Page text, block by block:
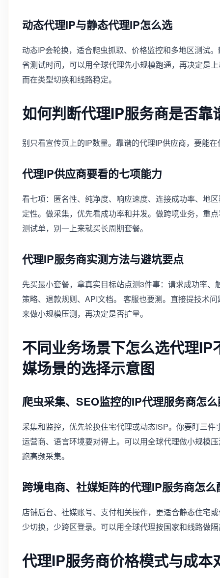
动态代理IP与静态代理IP怎么选
动态IP会轮换，适合爬虫抓取、价格监控和多地区测试
省测试时间，可以用全球代理先小规模跑通，再决定是
而在类型切换和线路稳定。
如何判断代理IP服务商是否靠
别只看宣传页上的IP数量。靠谱的代理IP供应商，要能
代理IP供应商要看的七项能力
看七项：匿名性、纯净度、响应速度、连接成功率、地
定性。做采集，优先看成功率和并发。做跨境业务，重
测试单，别一上来就买长周期套餐。
代理IP服务商实测方法与避坑要点
先买最小套餐，拿真实目标站点测3件事：请求成功率
策略、退款规则、API文档。 客服也要测。直接提技术
来做小规模压测，再决定是否扩量。
不同业务场景下怎么选代理
媒场景的选择示意图
爬虫采集、SEO监控的IP代理服务商怎
采集和监控，优先轮换住宅代理或动态ISP。你要盯三
运营商、语言环境要对得上。可以用全球代理做小规模
跑高频采集。
跨境电商、社媒矩阵的代理IP服务商怎么
店铺后台、社媒账号、支付相关操作，更适合静态住宅
少切换，少跨区登录。可以用全球代理按国家和线路做
代理IP服务商价格模式与成本